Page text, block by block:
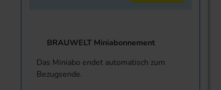
BRAUWELT Miniabonnement
Das Miniabo endet automatisch zum
Bezugsende.